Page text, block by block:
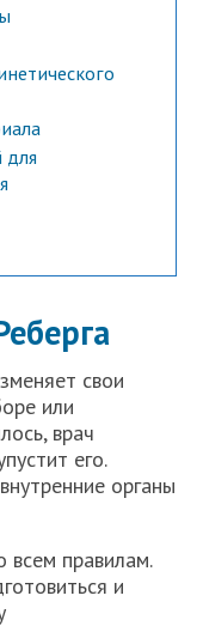
для
свои
или
врач
его.
органы
всем правилам.
и